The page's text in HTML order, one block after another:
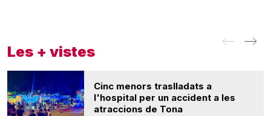
Les + vistes
Cinc menors traslladats a
l'hospital per un accident a les
atraccions de Tona